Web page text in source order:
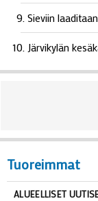
Sieviin
Järvikylän
Tuoreimmat
ALUEELLISET